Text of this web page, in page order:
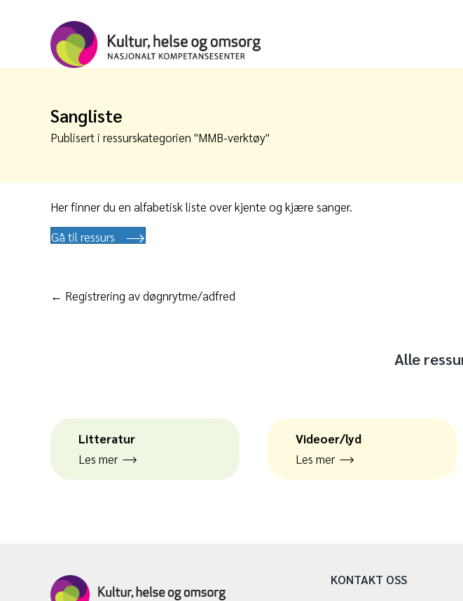
Sangliste
Publisert i ressurskategorien "MMB-verktøy"
Her finner du en alfabetisk liste over kjente og kjære sanger.
Gå til ressurs
Posts
← Registrering av døgnrytme/adfred
Alle
Litteratur
Les mer
Videoer/lyd
Les mer
KONTAKT OSS